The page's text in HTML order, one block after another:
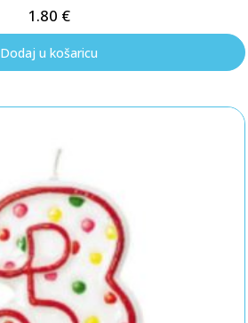
1.80 €
Dodaj u košaricu